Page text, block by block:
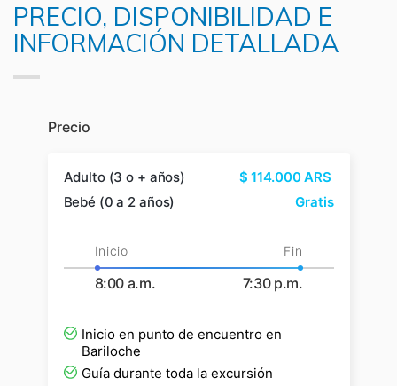
PRECIO, DISPONIBILIDAD E
INFORMACIÓN DETALLADA
Precio
Adulto (3 o + años) $ 114.000ARS
Bebé (0 a 2 años)
Gratis
Inicio Fin
8:00 a.m. 7:30 p.m.
Inicio en punto de encuentro en
Bariloche
Guía durante toda la excursión